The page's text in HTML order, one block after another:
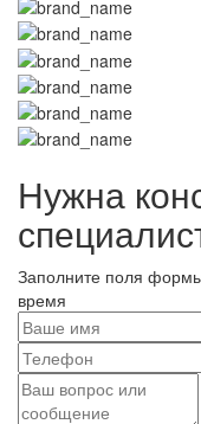
Нужна
Заполните поля
время